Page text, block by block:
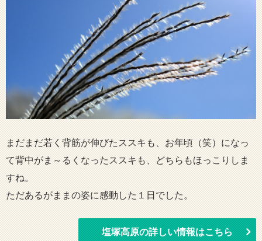
まだまだ若く背筋が伸びたススキも、お年頃（笑）になっ
て背中がま～るくなったススキも、どちらもほっこりしま
すね。
ただあるがままの姿に感動した１日でした。
塩塚高原の詳しい情報はこちら